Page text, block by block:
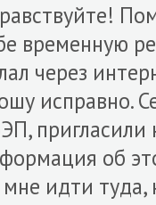
временную
через
исправно.
пригласили
об
идти туда,